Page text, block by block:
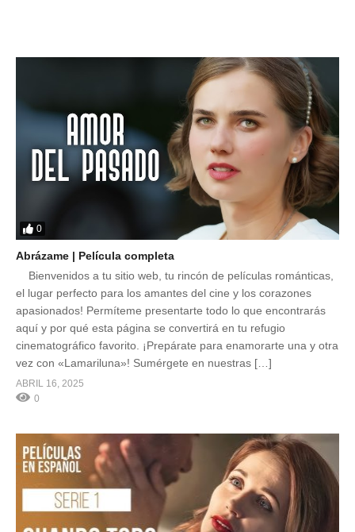
0
Abrázame | Película completa
Bienvenidos a tu sitio web, tu rincón de películas románticas,
el lugar perfecto para los amantes del cine y los corazones
apasionados! Permíteme presentarte todo lo que encontrarás
aquí y por qué esta página se convertirá en tu refugio
cinematográfico favorito. ¡Prepárate para enamorarte una y otra
vez con «Lamariluna»! Sumérgete en nuestras […]
ABRIL 16, 2025
0